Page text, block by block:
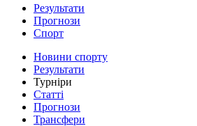
Результати
Прогнози
Спорт
Новини спорту
Результати
Турніри
Статті
Прогнози
Трансфери